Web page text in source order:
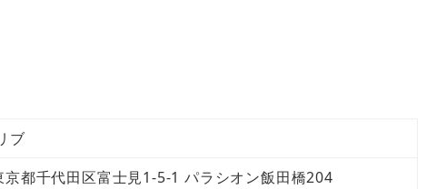
ブ
都千代田区富士見1-5-1 パラシオン飯田橋204